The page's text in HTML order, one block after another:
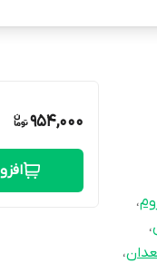
،
،
،
954,000